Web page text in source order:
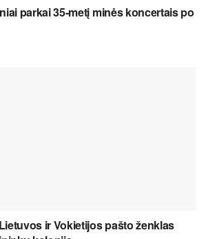
parkai 35-metį minės koncertais po
ir Vokietijos pašto ženklas